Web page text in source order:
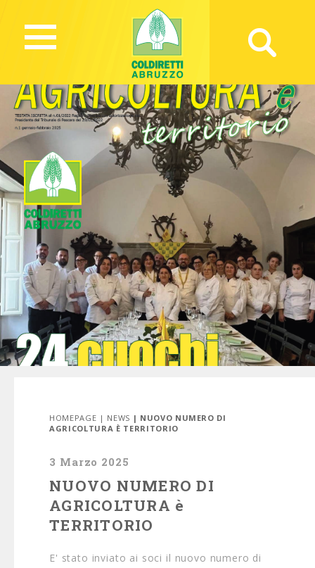
HOMEPAGE | NEWS | NUOVO NUMERO DI
AGRICOLTURA È TERRITORIO
3 Marzo 2025
NUOVO NUMERO DI
AGRICOLTURA è
TERRITORIO
E' stato inviato ai soci il nuovo numero di